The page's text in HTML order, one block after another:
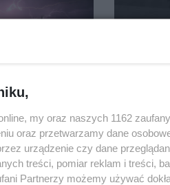
koniec
14
my oraz naszych 1162
oraz przetwarzamy dane
urządzenie czy dane
treści, pomiar reklam i treści,
Partnerzy możemy używać